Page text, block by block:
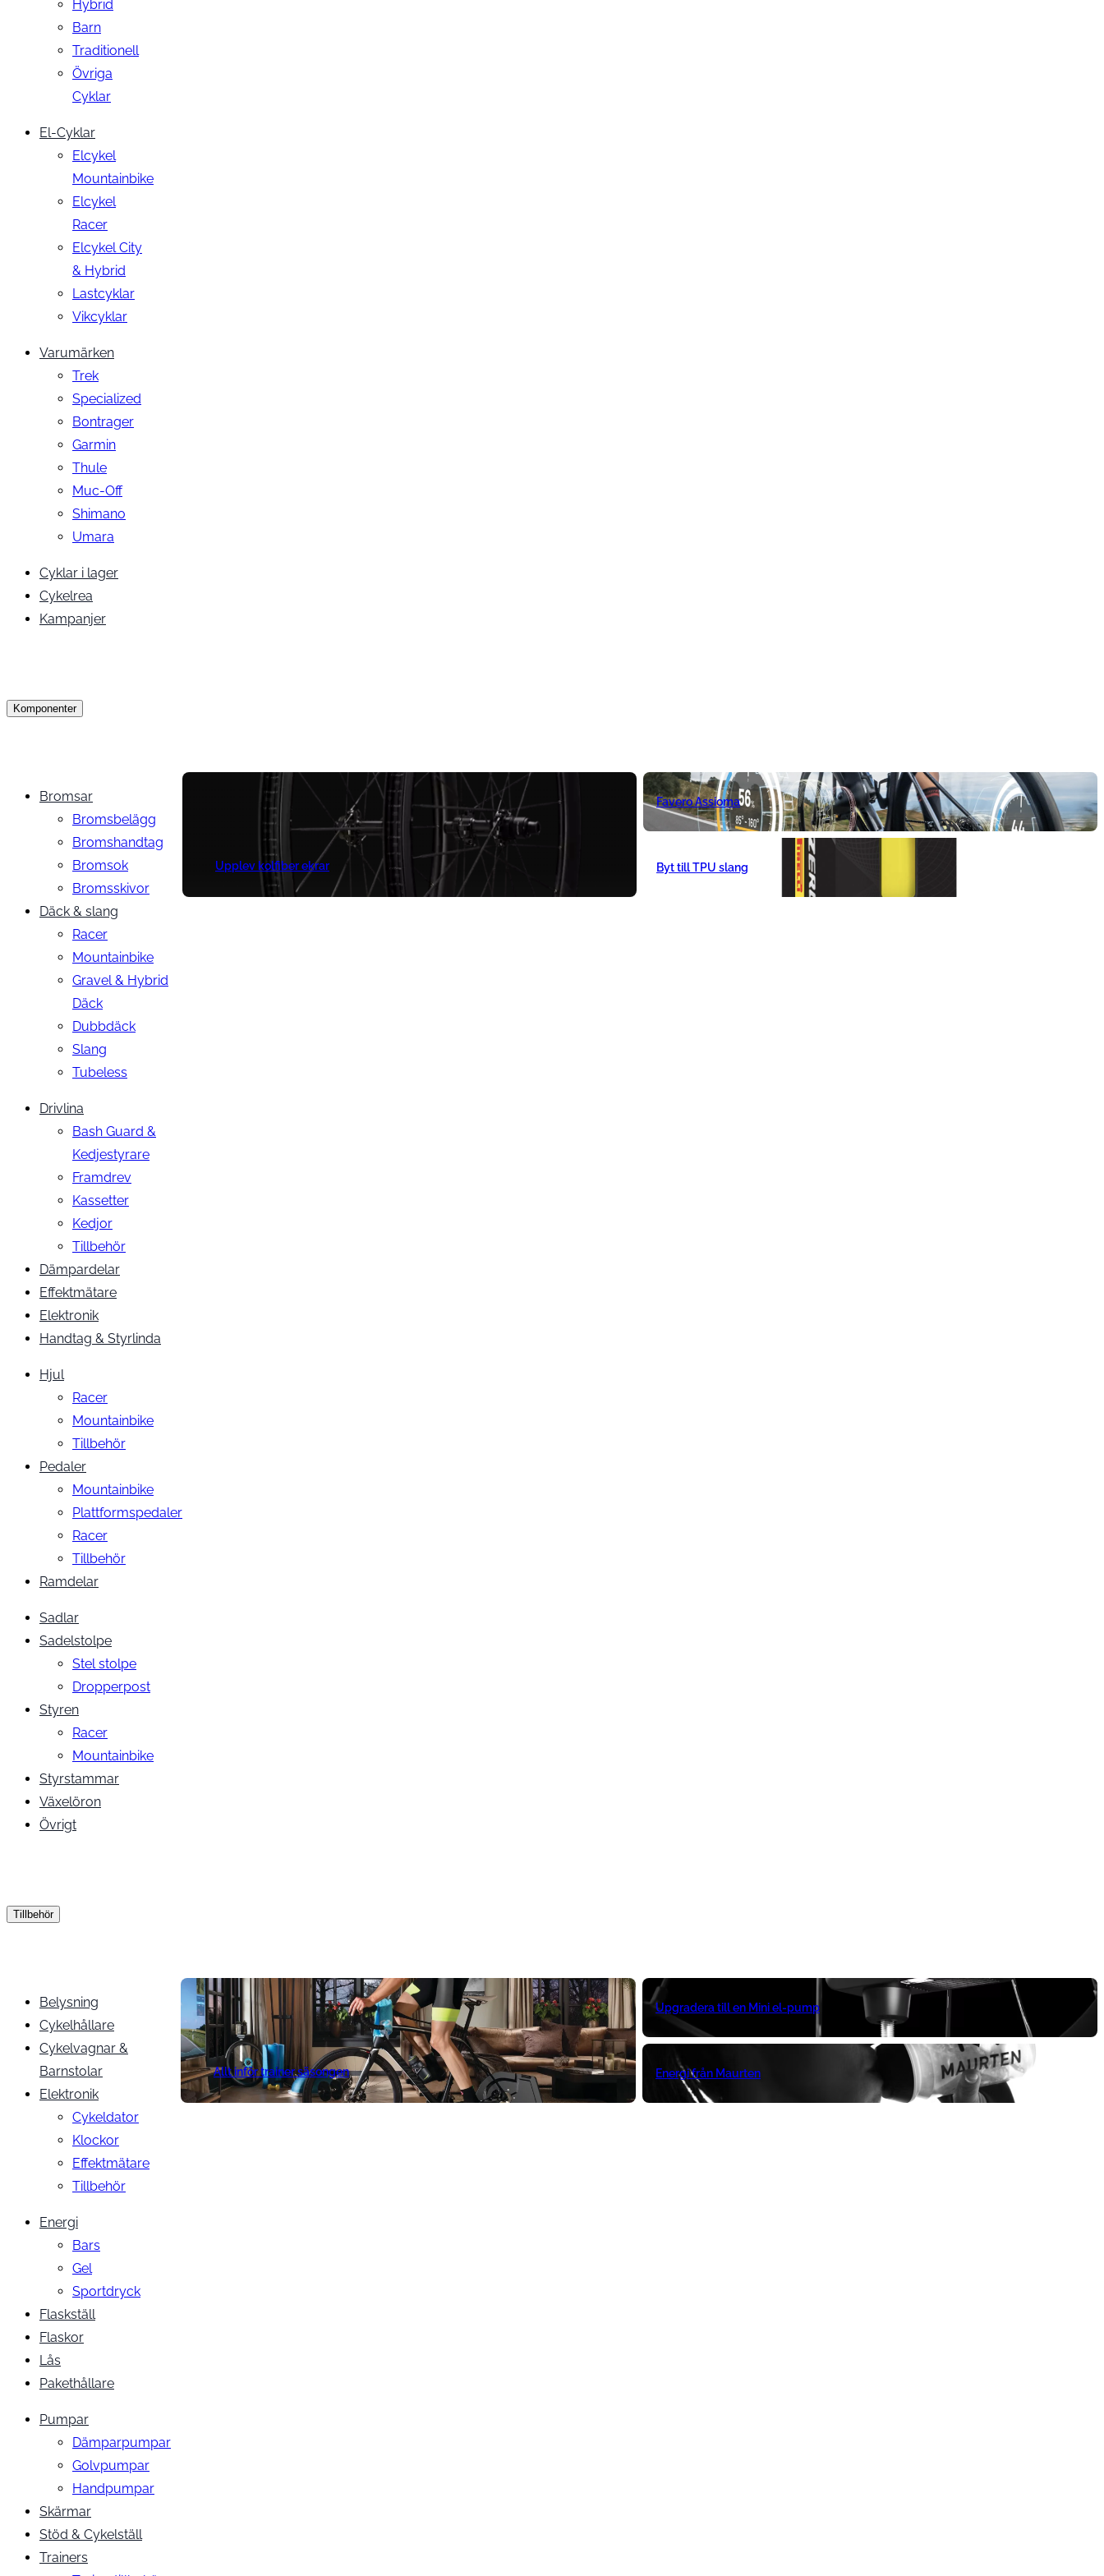
Hybrid
Barn
Traditionell
Övriga
Cyklar
El-Cyklar
Elcykel
Mountainbike
Elcykel
Racer
Elcykel City
& Hybrid
Lastcyklar
Vikcyklar
Varumärken
Trek
Specialized
Bontrager
Garmin
Thule
Muc-Off
Shimano
Umara
Cyklar i lager
Cykelrea
Kampanjer
Komponenter
Bromsar
Bromsbelägg
Bromshandtag
Bromsok
Bromsskivor
Däck & slang
Racer
Mountainbike
Gravel & Hybrid
Däck
Dubbdäck
Slang
Tubeless
Drivlina
Bash Guard &
Kedjestyrare
Framdrev
Kassetter
Kedjor
Tillbehör
Dämpardelar
Effektmätare
Elektronik
Handtag & Styrlinda
Hjul
Racer
Mountainbike
Tillbehör
Pedaler
Mountainbike
Plattformspedaler
Racer
Tillbehör
Ramdelar
Sadlar
Sadelstolpe
Stel stolpe
Dropperpost
Styren
Racer
Mountainbike
Styrstammar
Växelöron
Övrigt
Upplev kolfiber ekrar
Favero Assioma
Byt till TPU slang
Tillbehör
Belysning
Cykelhållare
Cykelvagnar &
Barnstolar
Elektronik
Cykeldator
Klockor
Effektmätare
Tillbehör
Energi
Bars
Gel
Sportdryck
Flaskställ
Flaskor
Lås
Pakethållare
Pumpar
Dämparpumpar
Golvpumpar
Handpumpar
Skärmar
Stöd & Cykelställ
Trainers
Allt inför trainer säsongen
Upgradera till en Mini el-pump
Energi från Maurten